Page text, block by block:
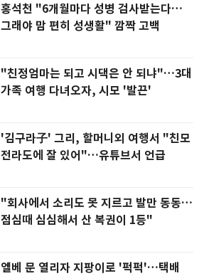
홍석천 "6개월마다 성병 검사받는다…
그래야 맘 편히 성생활" 깜짝 고백
"친정엄마는 되고 시댁은 안 되냐"…3대
가족 여행 다녀오자, 시모 '발끈'
'김구라子' 그리, 할머니외 여행서 "친모
전라도에 잘 있어"…유튜브서 언급
"회사에서 소리도 못 지르고 발만 동동…
점심때 심심해서 산 복권이 1등"
엘베 문 열리자 지팡이로 '퍽퍽'…택배